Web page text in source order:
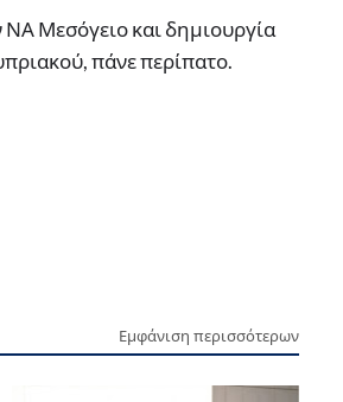
ΝΑ Μεσόγειο και δημιουργία
πάνε περίπατο.
Εμφάνιση περισσότερων